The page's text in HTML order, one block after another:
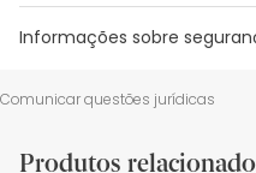
Informações sobre
Recursos de segurança
Comunicar questões jurídicas
Produtos